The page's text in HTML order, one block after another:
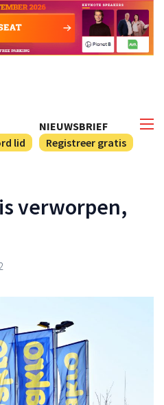
NIEUWSBRIEF
Registreer gratis
lid
verworpen,